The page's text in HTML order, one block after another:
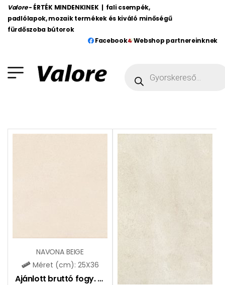
Valore - ÉRTÉK MINDENKINEK | fali csempék,
padlólapok, mozaik termékek és kiváló minőségű
fürdőszoba bútorok
Facebook
Webshop partnereinknek
NAVONA BEIGE
Méret (cm): 25X36
Ajánlott bruttó fogy. ár: